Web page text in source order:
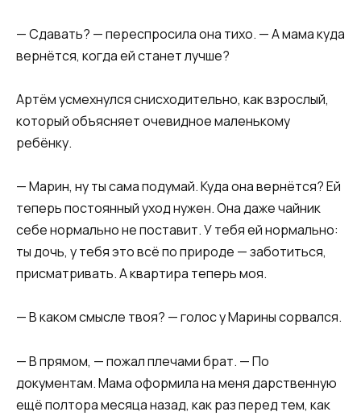
— Сдавать? — переспросила она тихо. — А мама куда
вернётся, когда ей станет лучше?
Артём усмехнулся снисходительно, как взрослый,
который объясняет очевидное маленькому
ребёнку.
— Марин, ну ты сама подумай. Куда она вернётся? Ей
теперь постоянный уход нужен. Она даже чайник
себе нормально не поставит. У тебя ей нормально:
ты дочь, у тебя это всё по природе — заботиться,
присматривать. А квартира теперь моя.
— В каком смысле твоя? — голос у Марины сорвался.
— В прямом, — пожал плечами брат. — По
документам. Мама оформила на меня дарственную
ещё полтора месяца назад, как раз перед тем, как